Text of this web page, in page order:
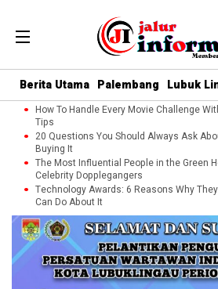
Berita Utama Palembang Lubuk
How To Handle Every Movie Challenge
Tips
20 Questions You Should Always Ask
Buying It
The Most Influential People in the Green
Celebrity Dopplegangers
Technology Awards: 6 Reasons Why They
Can Do About It